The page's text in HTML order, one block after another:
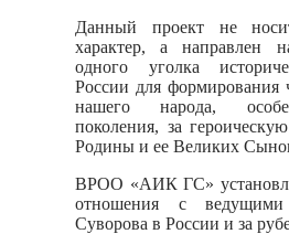
Данный проект не
характер, а направлен
одного уголка
России для формирования
нашего народа,
поколения, за
Родины и ее Великих
ВРОО «АИК ГС»
отношения с
Суворова в России и за